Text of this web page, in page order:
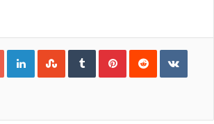
Google+LinkedInStumbleUpon
TumblrPinterestReddit